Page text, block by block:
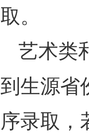
取。
艺术类
到生源省
序录取，